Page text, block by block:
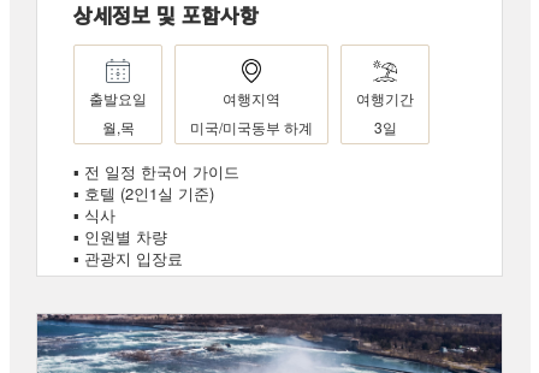
상세정보 및 포함사항
출발요일
월,목
여행지역
미국/미국동부 하계
여행기간
3일
▪ 전 일정 한국어 가이드
▪ 호텔 (2인1실 기준)
▪ 식사
▪ 인원별 차량
▪ 관광지 입장료